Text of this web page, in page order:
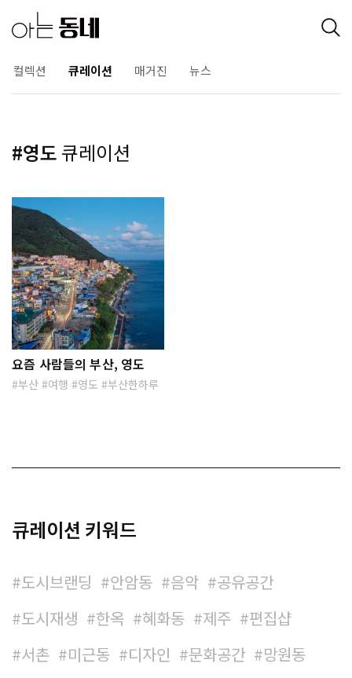
컬렉션 큐레이션 매거진 뉴스
#영도 큐레이션
요즘 사람들의 부산, 영도
부산 여행 영도 부산한하루
큐레이션 키워드
도시브랜딩 안암동 음악
공유공간
도시재생
한옥 혜화동 제주
편집샵
서촌
미근동 디자인 문화공간
망원동